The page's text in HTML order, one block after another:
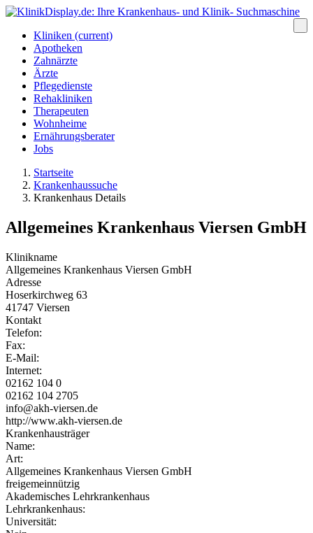
Kliniken (current)
Apotheken
Zahnärzte
Ärzte
Pflegedienste
Rehakliniken
Therapeuten
Wohnheime
Ernährungsberater
Jobs
Startseite
Krankenhaussuche
Krankenhaus Details
Allgemeines Krankenhaus Viersen GmbH
Klinikname
Allgemeines Krankenhaus Viersen GmbH
Adresse
Hoserkirchweg 63
41747 Viersen
Kontakt
Telefon:
Fax:
E-Mail:
Internet:
02162 104 0
02162 104 2705
info@akh-viersen.de
http://www.akh-viersen.de
Krankenhausträger
Name:
Art:
Allgemeines Krankenhaus Viersen GmbH
freigemeinnützig
Akademisches Lehrkrankenhaus
Lehrkrankenhaus:
Universität: